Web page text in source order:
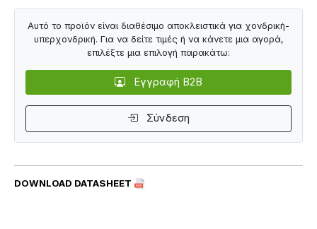
DOWNLOAD DATASHEET
Αυτό το προϊόν είναι διαθέσιμο αποκλειστικά για χονδρική-
υπερχονδρική. Για να δείτε τιμές ή να κάνετε μια αγορά,
επιλέξτε μια επιλογή παρακάτω:
Εγγραφή B2B
Σύνδεση